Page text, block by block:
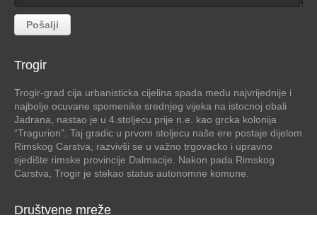
Trogir
Trogir-grad cija urbanisticka cijelina spada medu najvrijednije i
najbolje ocuvane spomenike srednjeg vijeka na istocnoj obali
Jadrana, nastao je u 4.stoljecu prije n.e. kao grcka kolonija
“Tragurion”. Taj gradic u prvom stoljecu naše ere postaje dijelom
Rimskog Carstva, razvivši se u važno trgovacko i upravno
sjedište rimske provincije Dalmacije. Nakon pada Rimskog
Carstva, Trogir je stekao status autonomne komune.
Društvene mreže